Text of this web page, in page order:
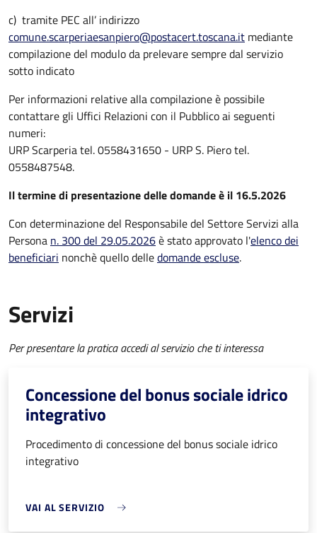
c) tramite PEC all’ indirizzo
comune.scarperiaesanpiero@postacert.toscana.it mediante
compilazione del modulo da prelevare sempre dal servizio
sotto indicato
Per informazioni relative alla compilazione è possibile
contattare gli Uffici Relazioni con il Pubblico ai seguenti
numeri:
URP Scarperia tel. 0558431650 - URP S. Piero tel.
0558487548.
Il termine di presentazione delle domande è il 16.5.2026
Con determinazione del Responsabile del Settore Servizi alla
Persona n. 300 del 29.05.2026è stato approvato l'elenco dei
beneficiari nonchè quello delledomande escluse.
Servizi
Per presentare la pratica accedi al servizio che ti interessa
Concessione del bonus sociale idrico
integrativo
Procedimento di concessione del bonus sociale idrico
integrativo
VAI AL SERVIZIO